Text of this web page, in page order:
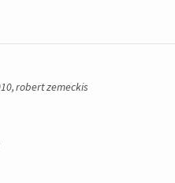
,robert zemeckis